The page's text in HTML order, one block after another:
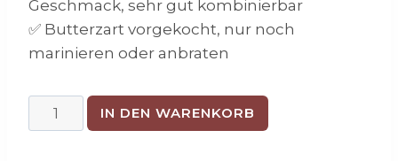
Geschmack, sehr gut kombinierbar
✅ Butterzart vorgekocht, nur noch
marinieren oder anbraten
Zarter
Oktopusarm
IN DEN WARENKORB